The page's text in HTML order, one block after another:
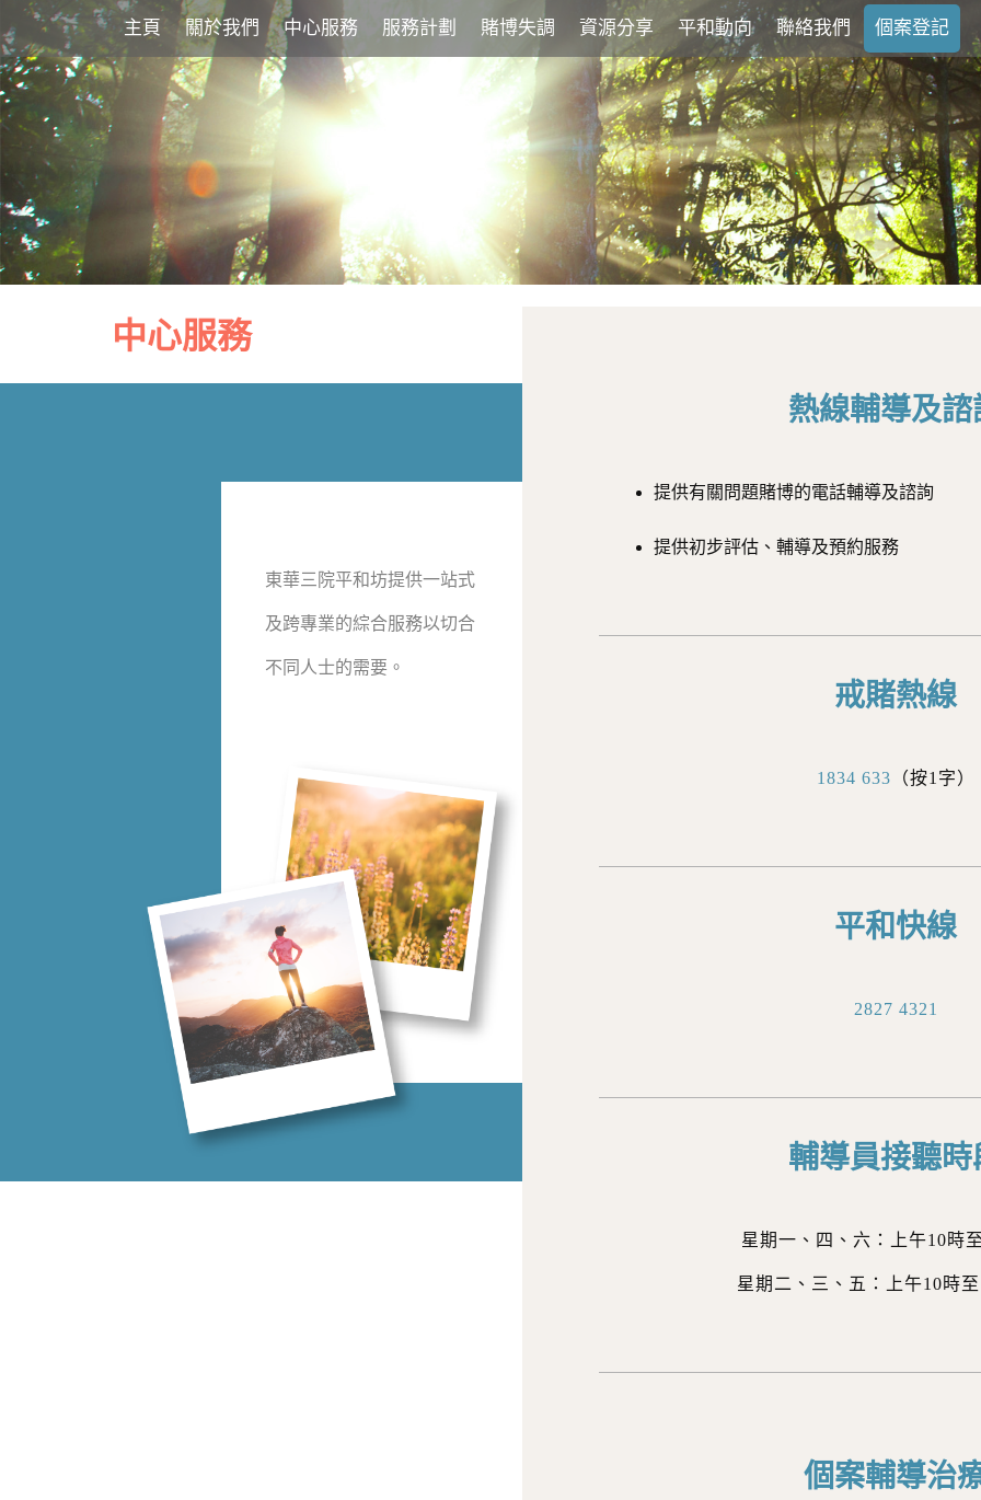
主頁 關於我們 中心服務 服務計劃 賭博失調 資源分享 平和動向 聯絡我們 個案登記
中心服務
東華三院平和坊提供一站式
及跨專業的綜合服務以切合
不同人士的需要。
熱線輔導及諮
提供有關問題賭博的電話輔導及諮詢
提供初步評估、輔導及預約服務
戒賭熱線
1834 633 （按1字）
平和快線
2827 4321
輔導員接聽時
星期一、四、六：上午10時
星期二、三、五：上午10時
個案輔導治